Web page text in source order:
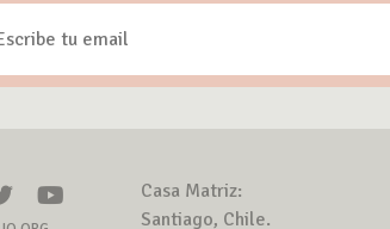
Casa Matriz:
Santiago, Chile.